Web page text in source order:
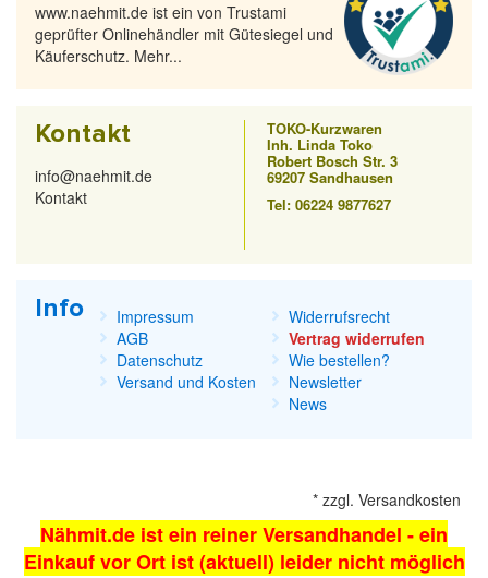
www.naehmit.de ist ein von Trustami
geprüfter Onlinehändler mit Gütesiegel und
Käuferschutz. Mehr...
Kontakt
info@naehmit.de
Kontakt
TOKO-Kurzwaren
Inh. Linda Toko
Robert Bosch Str. 3
69207 Sandhausen
Tel: 06224 9877627
Info
Impressum
AGB
Datenschutz
Versand und Kosten
Widerrufsrecht
Vertrag widerrufen
Wie bestellen?
Newsletter
News
* zzgl. Versandkosten
Nähmit.de ist ein reiner Versandhandel - ein
Einkauf vor Ort ist (aktuell) leider nicht möglich